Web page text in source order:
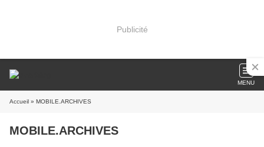
Publicité
MENU
Accueil » MOBILE.ARCHIVES
MOBILE.ARCHIVES